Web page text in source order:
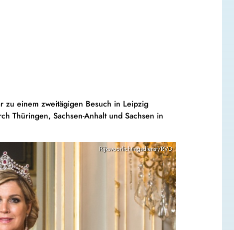
zu einem zweitägigen Besuch in Leipzig
Thüringen, Sachsen-Anhalt und Sachsen in
Rijksvoorlichtingsdienst/RVD